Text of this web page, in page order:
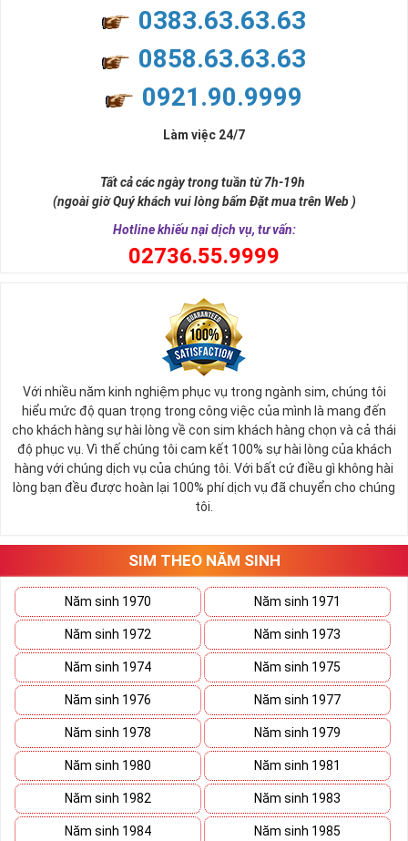
nhiều thành công, thăng tiến hơn.
và tính hai mặt. Số 2 thúc giục chúng ta lựa chọn, dựa vào những
đời, nơi bạn phải đưa ra những quyết định quan trọng.
Ý nghĩa sim tứ quý 2
Theo quan niệm phong thủy
Số 2 tượng trưng cho sự cân bằng, hài hòa của âm dương và đất
trời. Sự cân bằng này giúp cho mọi việc đều thuận lợi và mang lại
nhiều may mắn trong cuộc sống và kinh doanh.
Số 2 còn biểu trưng cho lòng tốt, sự ổn định và tính hai mặt của
mọi vấn đề. Số 2 giúp cho họ có được sự lựa chọn, để đưa ra
những hướng giải quyết đúng đắn nhắt.
tứ 2 cùng xuất hiện trong một dãy số sim càng giúp cho ý nghĩa
sim tứ quýtăng lên gấp bội. Sở hữu sim Tứ Quý 2 giúp khích lệ tinh
thần người sở hữu là không sợ bất cứ điều gì mà hãy cứ làm thì
mọi điều tốt đẹp và may mắn ắt sẽ đến.
Lợi ích sim Tứ Quý 2 mang lại là gì?
0383.63.63.63
0858.63.63.63
0921.90.9999
Làm việc 24/7
Tất cả các ngày trong tuần từ 7h-19h
(ngoài giờ Quý khách vui lòng bấm Đặt mua trên Web )
Hotline khiếu nại dịch vụ, tư vấn:
02736.55.9999
Với nhiều năm kinh nghiệm phục vụ trong ngành sim, chúng tôi
hiểu mức độ quan trọng trong công việc của mình là mang đến
cho khách hàng sự hài lòng về con sim khách hàng chọn và cả thái
độ phục vụ. Vì thế chúng tôi cam kết 100% sự hài lòng của khách
hàng với chúng dịch vụ của chúng tôi. Với bất cứ điều gì không hài
lòng bạn đều được hoàn lại 100% phí dịch vụ đã chuyển cho chúng
tôi.
SIM THEO NĂM SINH
Năm sinh 1970 Năm sinh 1971
Năm sinh 1972 Năm sinh 1973
Năm sinh 1974 Năm sinh 1975
Năm sinh 1976 Năm sinh 1977
Năm sinh 1978 Năm sinh 1979
Năm sinh 1980 Năm sinh 1981
Năm sinh 1982 Năm sinh 1983
Năm sinh 1984 Năm sinh 1985